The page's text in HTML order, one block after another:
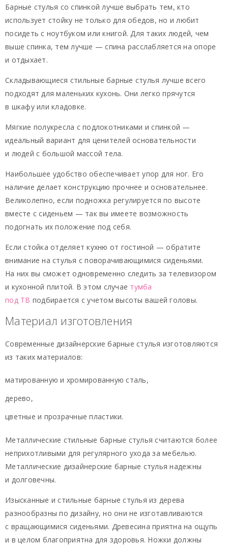
Барные стулья со спинкой лучше выбрать тем, кто
использует стойку не только для обедов, но и любит
посидеть с ноутбуком или книгой. Для таких людей, чем
выше спинка, тем лучше — спина расслабляется на опоре
и отдыхает.
Складывающиеся стильные барные стулья лучше всего
подходят для маленьких кухонь. Они легко прячутся
в шкафу или кладовке.
Мягкие полукресла с подлокотниками и спинкой —
идеальный вариант для ценителей основательности
и людей с большой массой тела.
Наибольшее удобство обеспечивает упор для ног. Его
наличие делает конструкцию прочнее и основательнее.
Великолепно, если подножка регулируется по высоте
вместе с сиденьем — так вы имеете возможность
подогнать их положение под себя.
Если стойка отделяет кухню от гостиной — обратите
внимание на стулья с поворачивающимися сиденьями.
На них вы сможет одновременно следить за телевизором
и кухонной плитой. В этом случае тумба
под ТВ подбирается с учетом высоты вашей головы.
Материал изготовления
Современные дизайнерские барные стулья изготовляются
из таких материалов:
матированную и хромированную сталь,
дерево,
цветные и прозрачные пластики.
Металлические стильные барные стулья считаются более
неприхотливыми для регулярного ухода за мебелью.
Металлические дизайнерские барные стулья надежны
и долговечны.
Изысканные и стильные барные стулья из дерева
разнообразны по дизайну, но они не изготавливаются
с вращающимися сиденьями. Древесина приятна на ощупь
и в целом благоприятна для здоровья. Ножки должны